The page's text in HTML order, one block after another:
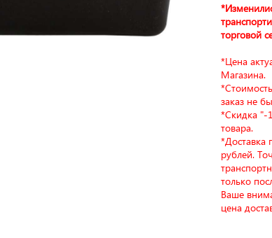
торговой
*Цена
Магазина.
заказ не
*Скидка "-
товара.
*Доставка
рублей.
только
Ваше
цена